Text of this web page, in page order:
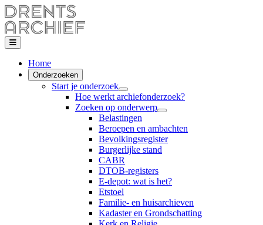
Home
Onderzoeken
Start je onderzoek
Hoe werkt archiefonderzoek?
Zoeken op onderwerp
Belastingen
Beroepen en ambachten
Bevolkingsregister
Burgerlijke stand
CABR
DTOB-registers
E-depot: wat is het?
Etstoel
Familie- en huisarchieven
Kadaster en Grondschatting